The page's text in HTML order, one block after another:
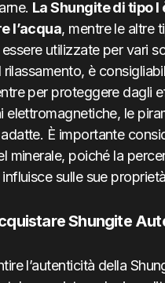
La Shungite di tipo I
l’acqua, mentre le altre
utilizzate per vari
rilassamento, è
per proteggere dagli
elettromagnetiche, le
È importante
minerale, poiché la
sulle sue
Shungite
l’autenticità della